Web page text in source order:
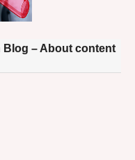
– About content